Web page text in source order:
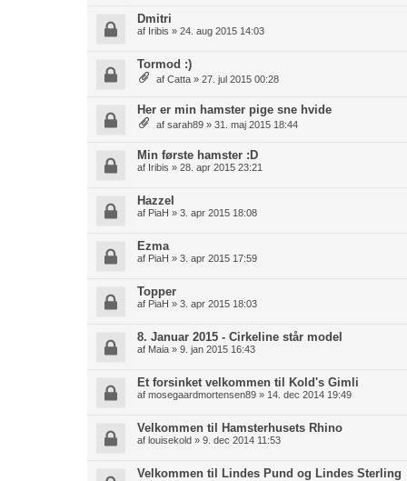
Dmitri
af Iribis » 24. aug 2015 14:03
Tormod :)
af Catta » 27. jul 2015 00:28
Her er min hamster pige sne hvide
af sarah89 » 31. maj 2015 18:44
Min første hamster :D
af Iribis » 28. apr 2015 23:21
Hazzel
af PiaH » 3. apr 2015 18:08
Ezma
af PiaH » 3. apr 2015 17:59
Topper
af PiaH » 3. apr 2015 18:03
8. Januar 2015 - Cirkeline står model
af Maia » 9. jan 2015 16:43
Et forsinket velkommen til Kold's Gimli
af mosegaardmortensen89 » 14. dec 2014 19:49
Velkommen til Hamsterhusets Rhino
af louisekold » 9. dec 2014 11:53
Velkommen til Lindes Pund og Lindes Sterling